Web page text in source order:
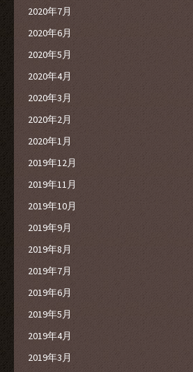
2020年7月
2020年6月
2020年5月
2020年4月
2020年3月
2020年2月
2020年1月
2019年12月
2019年11月
2019年10月
2019年9月
2019年8月
2019年7月
2019年6月
2019年5月
2019年4月
2019年3月